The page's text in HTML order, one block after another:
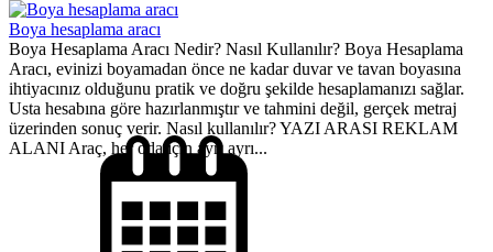
Boya hesaplama aracı
Boya Hesaplama Aracı Nedir? Nasıl Kullanılır? Boya Hesaplama
Aracı, evinizi boyamadan önce ne kadar duvar ve tavan boyasına
ihtiyacınız olduğunu pratik ve doğru şekilde hesaplamanızı sağlar.
Usta hesabına göre hazırlanmıştır ve tahmini değil, gerçek metraj
üzerinden sonuç verir. Nasıl kullanılır? YAZI ARASI REKLAM
ALANI Araç, her oda için ayrı ayrı...